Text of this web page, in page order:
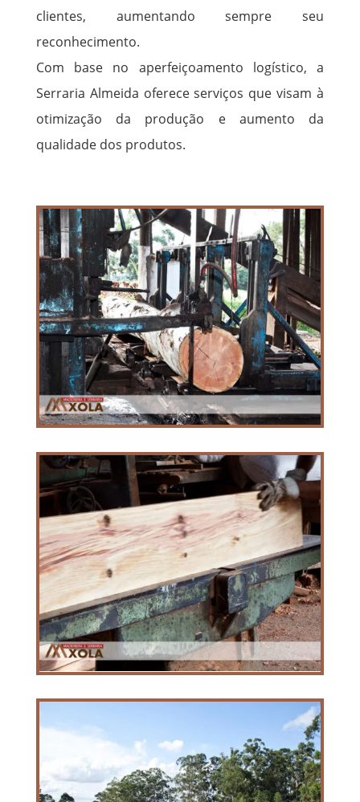
clientes, aumentando sempre seu
reconhecimento.
Com base no aperfeiçoamento logístico, a
Serraria Almeida oferece serviços que visam à
otimização da produção e aumento da
qualidade dos produtos.